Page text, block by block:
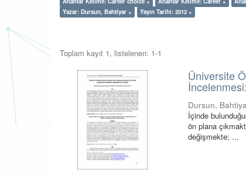
Yazar: Dursun, Bahtiyar ×
Yayın Tarihi: 2012 ×
Toplam kayıt 1, listelenen: 1-1
Üniversite
Dursun,
İçinde
ön plana
değişmekte; ...